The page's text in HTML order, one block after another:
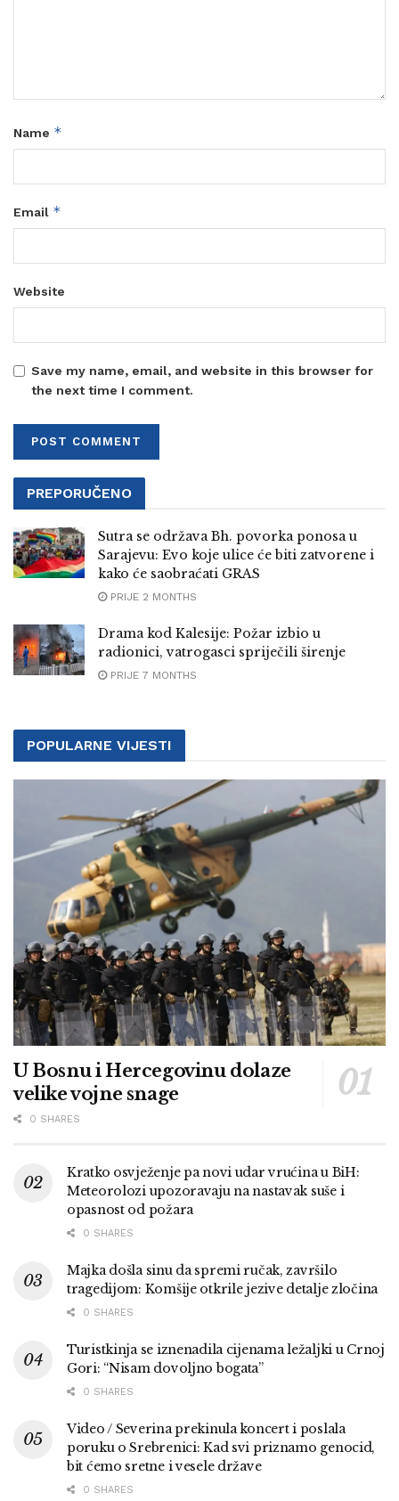
Name *
Email *
Website
Save my name, email, and website in this browser for
the next time I comment.
PREPORUČENO
Sutra se održava Bh. povorka ponosa u
Sarajevu: Evo koje ulice će biti zatvorene i
kako će saobraćati GRAS
PRIJE 2 MONTHS
Drama kod Kalesije: Požar izbio u
radionici, vatrogasci spriječili širenje
PRIJE 7 MONTHS
POPULARNE VIJESTI
U Bosnu i Hercegovinu dolaze
velike vojne snage
0 SHARES
Kratko osvježenje pa novi udar vrućina u BiH:
Meteorolozi upozoravaju na nastavak suše i
opasnost od požara
0 SHARES
Majka došla sinu da spremi ručak, završilo
tragedijom: Komšije otkrile jezive detalje zločina
0 SHARES
Turistkinja se iznenadila cijenama ležaljki u Crnoj
Gori: “Nisam dovoljno bogata”
0 SHARES
Video / Severina prekinula koncert i poslala
poruku o Srebrenici: Kad svi priznamo genocid,
bit ćemo sretne i vesele države
0 SHARES